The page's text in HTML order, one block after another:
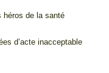
héros de la santé
d’acte inacceptable